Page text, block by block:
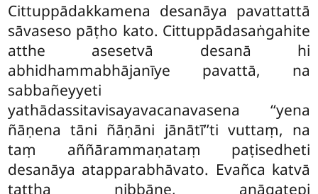
Cittuppādakkamena desanāya pavattattā
sāvaseso pāṭho kato. Cittuppādasaṅgahite
atthe asesetvā desanā hi
abhidhammabhājanīye pavattā, na
sabbañeyyeti
yathādassitavisayavacanavasena ‘‘yena
ñāṇena tāni ñāṇāni jānātī’’ti vuttaṃ, na
taṃ aññārammaṇataṃ paṭisedheti
desanāya atapparabhāvato. Evañca katvā
tattha nibbāne, anāgatepi